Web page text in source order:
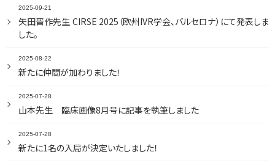
2025-09-21
矢田晋作先生 CIRSE 2025（欧州IVR学会、バルセロナ）にて発表しま
した。
2025-08-22
新たに仲間が加わりました！
2025-07-28
山本先生 臨床画像8月号に記事を執筆しました
2025-07-28
新たに1名の入局が決定いたしました！